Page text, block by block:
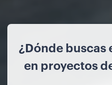
¿Dónde buscas
en proyectos